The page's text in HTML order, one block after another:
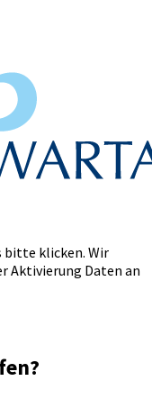
bitte klicken. Wir
Aktivierung Daten an